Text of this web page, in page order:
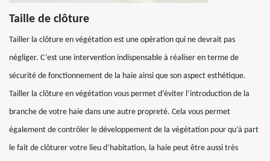
Taille de clôture
Tailler la clôture en végétation est une opération qui ne devrait pas
négliger. C’est une intervention indispensable à réaliser en terme de
sécurité de fonctionnement de la haie ainsi que son aspect esthétique.
Tailler la clôture en végétation vous permet d’éviter l’introduction de la
branche de votre haie dans une autre propreté. Cela vous permet
également de contrôler le développement de la végétation pour qu’à part
le fait de clôturer votre lieu d’habitation, la haie peut être aussi très